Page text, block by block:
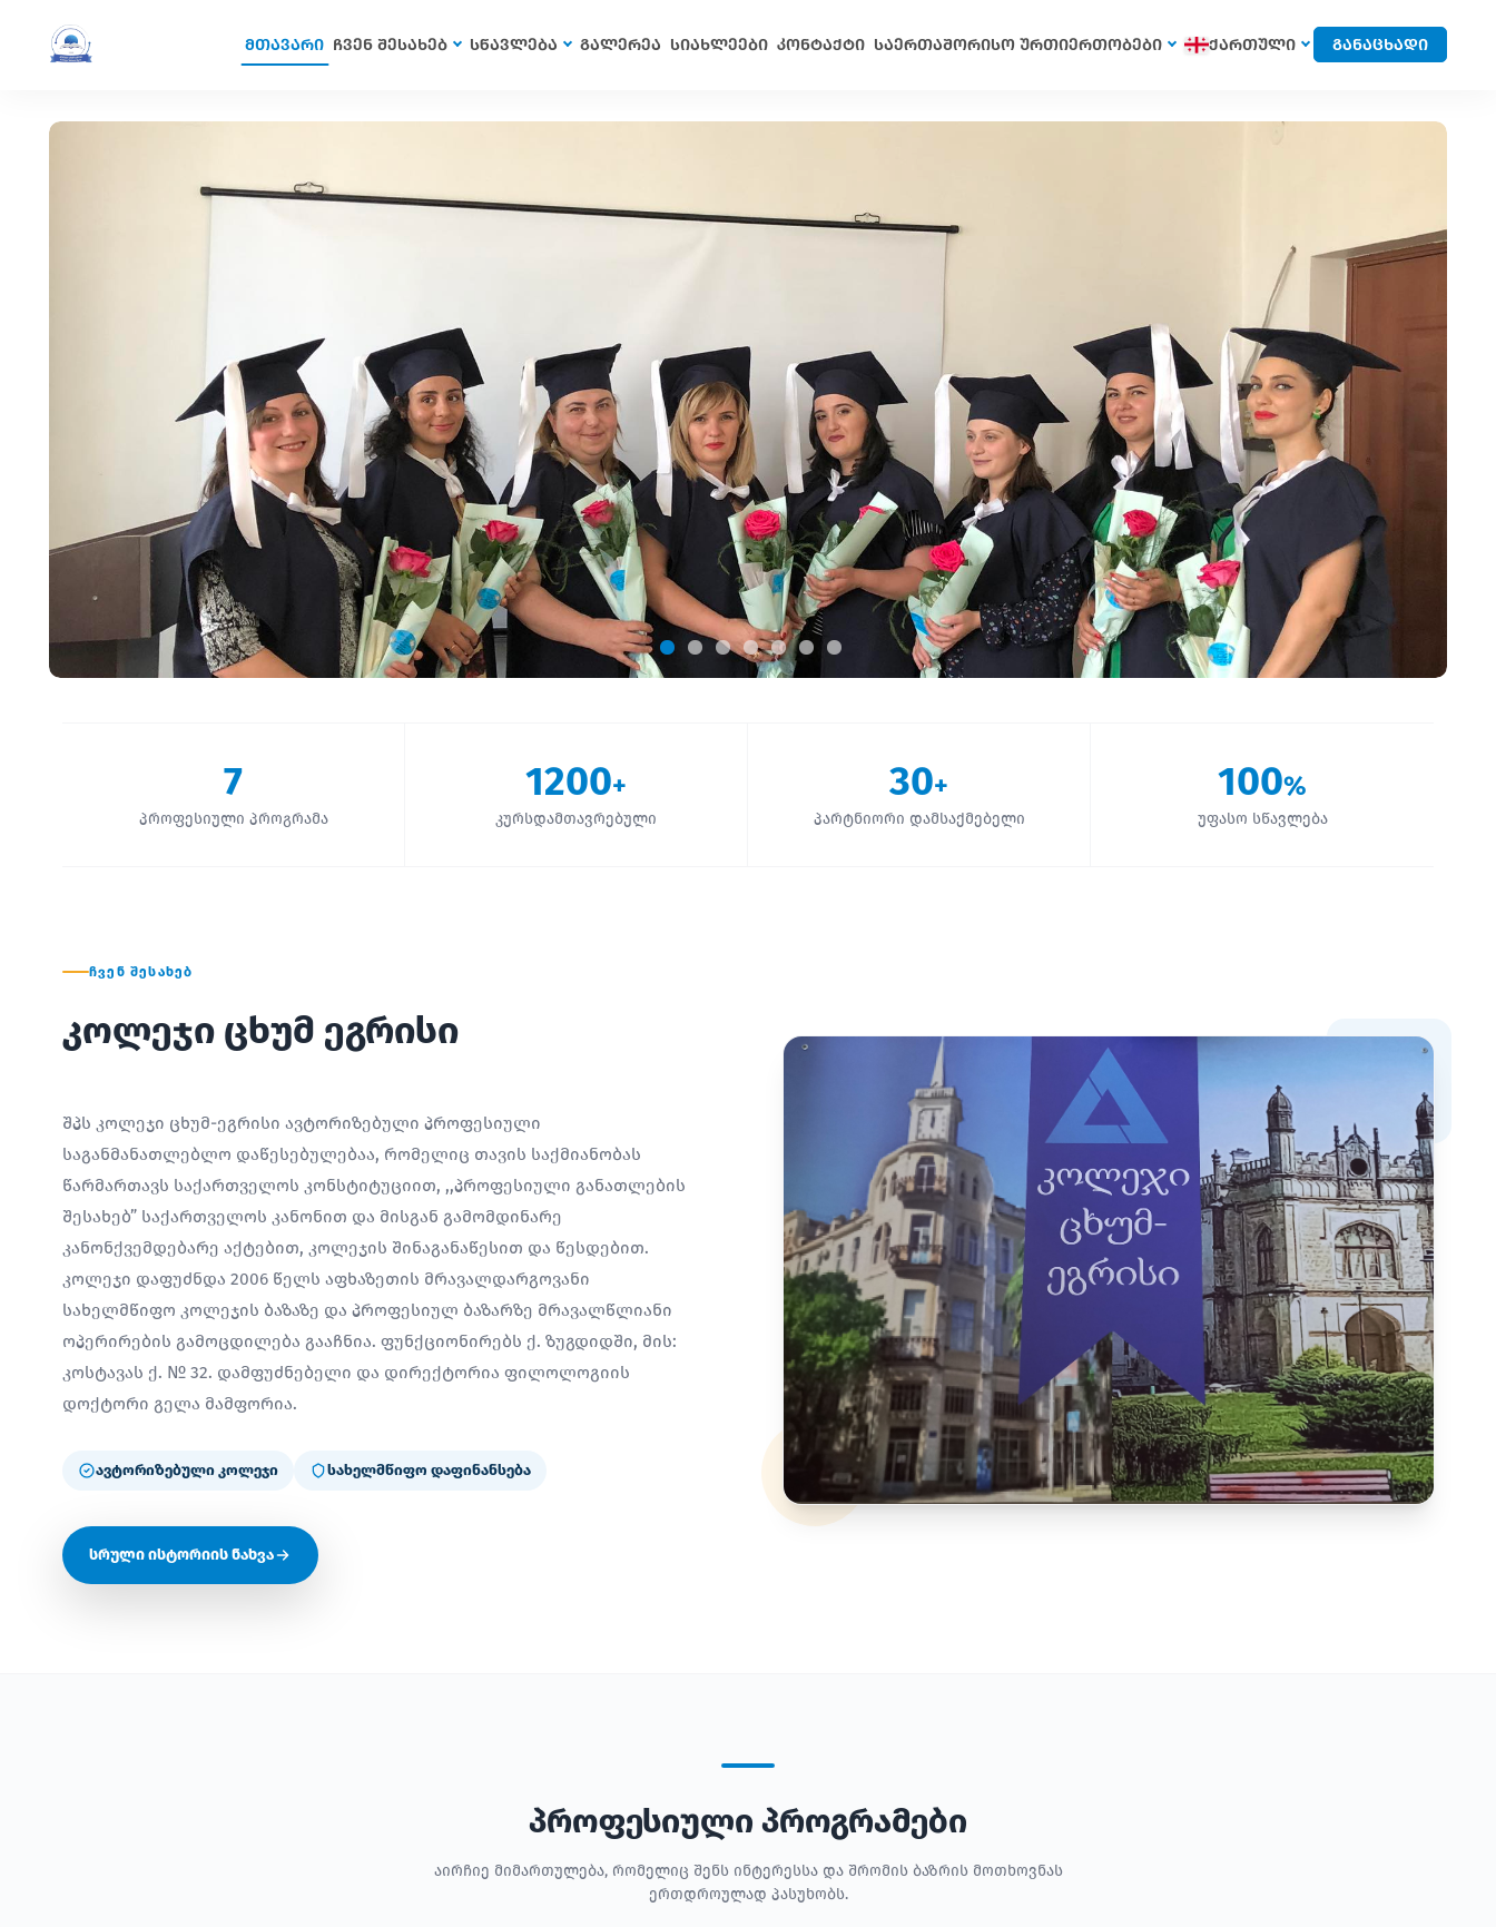
მთავარი ჩვენ შესახებ სწავლება გალერეა სიახლეები კონტაქტი საერთაშორისო ურთიერთობები ქართული განაცხადი
7
პროფესიული პროგრამა
1200+
კურსდამთავრებული
30+
პარტნიორი დამსაქმებელი
100%
უფასო სწავლება
ᲩᲕᲔᲜ ᲨᲔᲡᲐᲮᲔᲑ
კოლეჯი ცხუმ ეგრისი
შპს კოლეჯი ცხუმ-ეგრისი ავტორიზებული პროფესიული
საგანმანათლებლო დაწესებულებაა, რომელიც თავის საქმიანობას
წარმართავს საქართველოს კონსტიტუციით, ,,პროფესიული განათლების
შესახებ” საქართველოს კანონით და მისგან გამომდინარე
კანონქვემდებარე აქტებით, კოლეჯის შინაგანაწესით და წესდებით.
კოლეჯი დაფუძნდა 2006 წელს აფხაზეთის მრავალდარგოვანი
სახელმწიფო კოლეჯის ბაზაზე და პროფესიულ ბაზარზე მრავალწლიანი
ოპერირების გამოცდილება გააჩნია. ფუნქციონირებს ქ. ზუგდიდში, მის:
კოსტავას ქ. № 32. დამფუძნებელი და დირექტორია ფილოლოგიის
დოქტორი გელა მამფორია.
ავტორიზებული კოლეჯი სახელმწიფო დაფინანსება
სრული ისტორიის ნახვა
პროფესიული პროგრამები
აირჩიე მიმართულება, რომელიც შენს ინტერესსა და შრომის ბაზრის მოთხოვნას
ერთდროულად პასუხობს.